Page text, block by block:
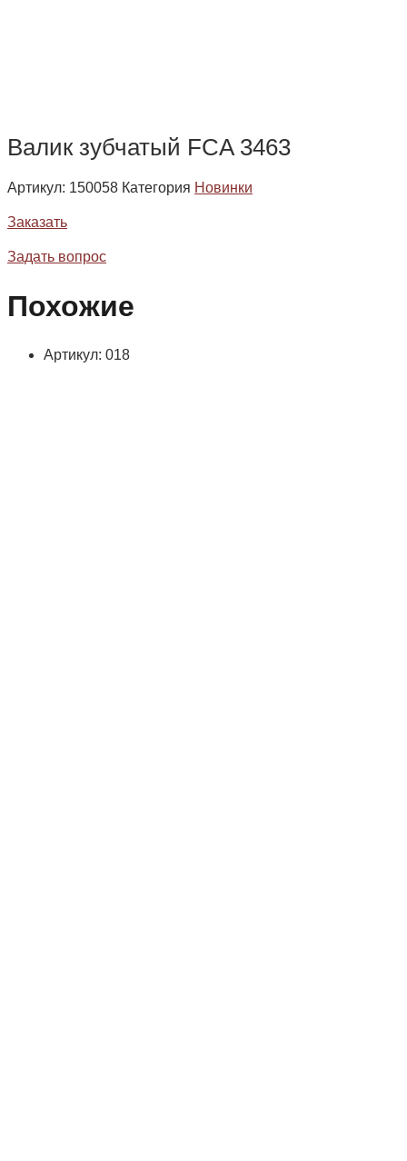
Валик зубчатый FCA 3463
Артикул: 150058 Категория Новинки
Заказать
Задать вопрос
Похожие
Артикул: 018